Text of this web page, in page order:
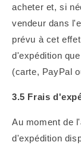
acheter et, si
vendeur dans
prévu à cet
d'expédition
(carte, PayPal
3.5 Frais
Au moment de
d'expédition